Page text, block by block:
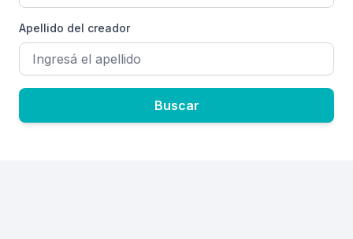
Apellido del creador
Buscar